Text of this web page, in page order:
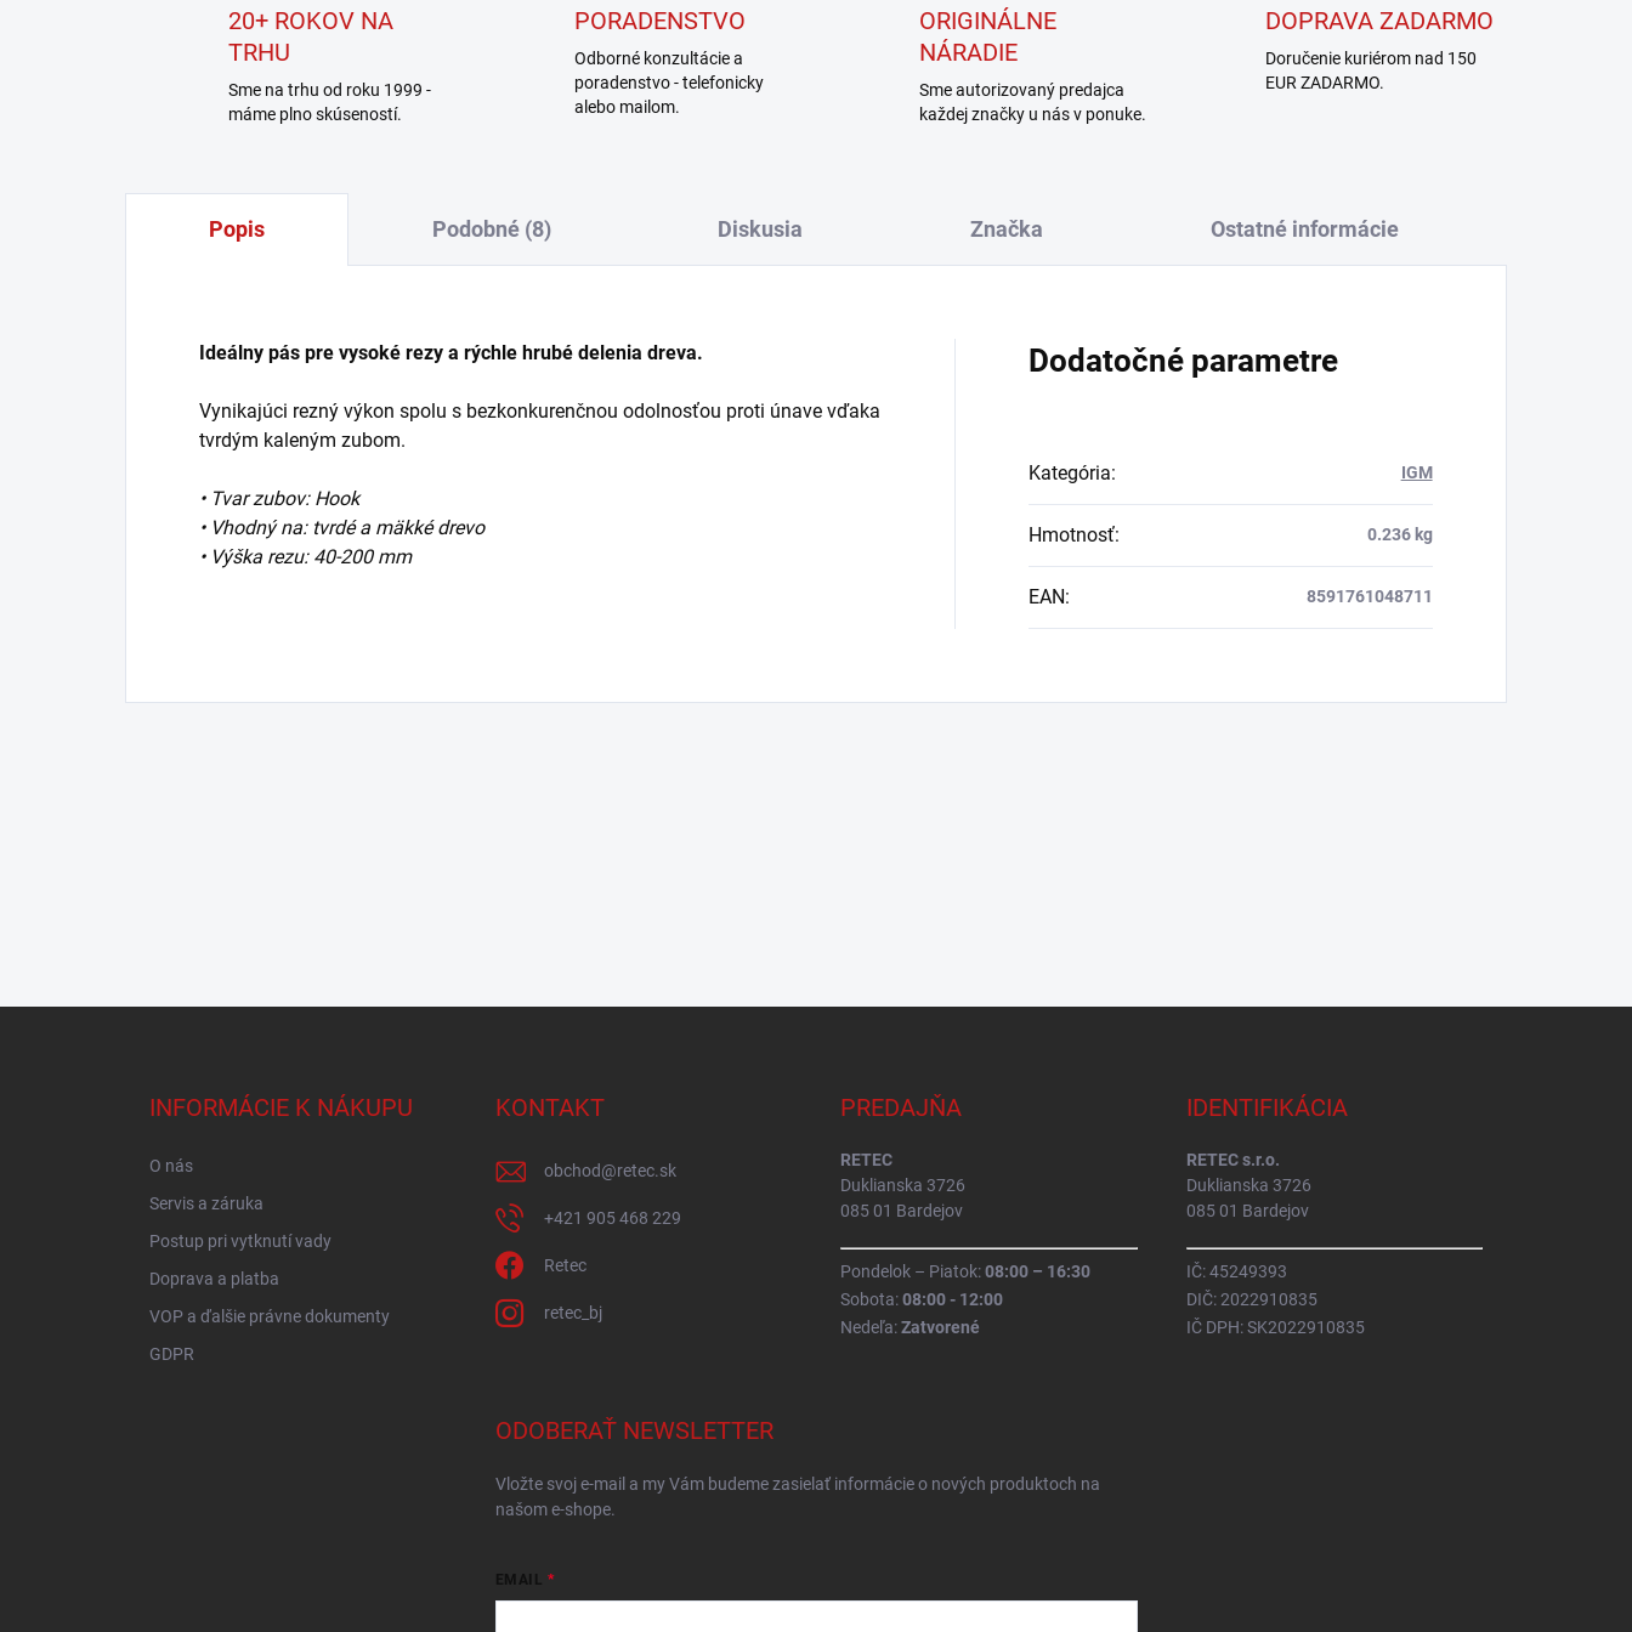
20+ ROKOV NA
TRHU
Sme na trhu od roku 1999 -
máme plno skúseností.
PORADENSTVO
Odborné konzultácie a
poradenstvo - telefonicky
alebo mailom.
ORIGINÁLNE
NÁRADIE
Sme autorizovaný predajca
každej značky u nás v ponuke.
DOPRAVA ZADARMO
Doručenie kuriérom nad 150
EUR ZADARMO.
Popis Podobné (8) Diskusia Značka Ostatné informácie
Ideálny pás pre vysoké rezy a rýchle hrubé delenia dreva.
Vynikajúci rezný výkon spolu s bezkonkurenčnou odolnosťou proti únave vďaka
tvrdým kaleným zubom.
• Tvar zubov: Hook
• Vhodný na: tvrdé a mäkké drevo
• Výška rezu: 40-200 mm
Dodatočné parametre
Kategória: IGM
Hmotnosť: 0.236 kg
EAN: 8591761048711
INFORMÁCIE K NÁKUPU
O nás
Servis a záruka
Postup pri vytknutí vady
Doprava a platba
VOP a ďalšie právne dokumenty
GDPR
KONTAKT
obchod@retec.sk
+421 905 468 229
Retec
retec_bj
PREDAJŇA
RETEC
Duklianska 3726
085 01 Bardejov
Pondelok – Piatok:08:00 – 16:30
Sobota:08:00 - 12:00
Nedeľa:Zatvorené
IDENTIFIKÁCIA
RETEC s.r.o.
Duklianska 3726
085 01 Bardejov
IČ: 45249393
DIČ: 2022910835
IČ DPH: SK2022910835
ODOBERAŤ NEWSLETTER
Vložte svoj e-mail a my Vám budeme zasielať informácie o nových produktoch na
našom e-shope.
EMAIL